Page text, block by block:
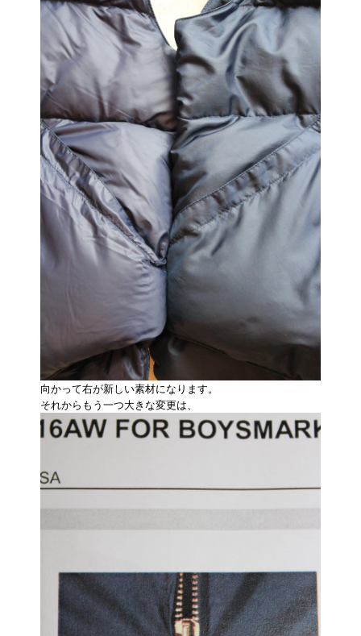
向かって右が新しい素材になります。
それからもう一つ大きな変更は、